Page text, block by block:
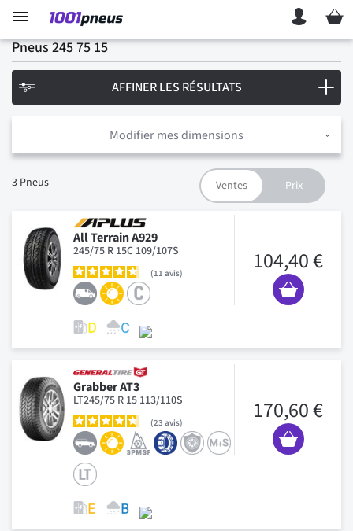
Mon
Pneus 245 75 15
Modifier mes dimensions
3 Pneus
All Terrain A929
245/75 R 15C 109/107S
11 avis 104,40 €
Grabber AT3
LT245/75 R 15 113/110S
23 avis 170,60 €
AFFINER LES RÉSULTATS